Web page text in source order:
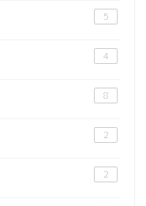
5
4
8
2
2